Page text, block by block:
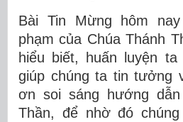
Bài Tin Mừng hôm
phạm của Chúa Thánh
hiểu biết, huấn luyện
giúp chúng ta tin tưởng
ơn soi sáng hướng
Thần, để nhờ đó